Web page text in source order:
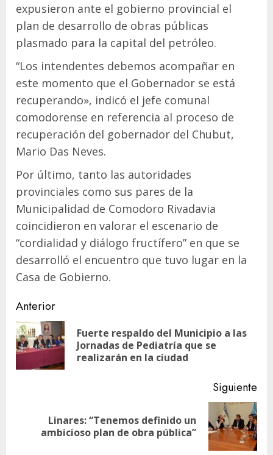
expusieron ante el gobierno provincial el
plan de desarrollo de obras públicas
plasmado para la capital del petróleo.
“Los intendentes debemos acompañar en
este momento que el Gobernador se está
recuperando», indicó el jefe comunal
comodorense en referencia al proceso de
recuperación del gobernador del Chubut,
Mario Das Neves.
Por último, tanto las autoridades
provinciales como sus pares de la
Municipalidad de Comodoro Rivadavia
coincidieron en valorar el escenario de
“cordialidad y diálogo fructífero” en que se
desarrolló el encuentro que tuvo lugar en la
Casa de Gobierno.
Navegación
de
entradas
Anterior
Fuerte respaldo del Municipio a las
Jornadas de Pediatría que se
realizarán en la ciudad
Siguiente
Siguiente
entrada:
Linares: “Tenemos definido un
ambicioso plan de obra pública”